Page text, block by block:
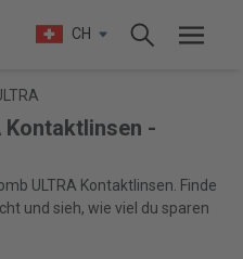
CH
Kontaktlinsen -
ULTRA Kontaktlinsen. Finde
und sieh, wie viel du sparen